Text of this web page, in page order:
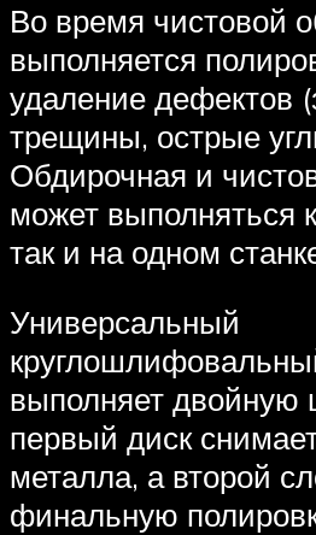
Во время чистовой
выполняется
удаление дефектов
трещины, острые
Обдирочная и
может выполняться
так и на одном
Универсальный
выполняет
первый диск
металла, а второй
финальную